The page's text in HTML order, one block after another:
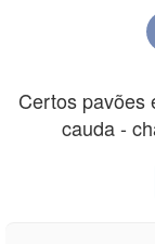
Certos pavões
cauda -